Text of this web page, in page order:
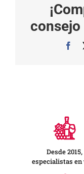
Desde 2015,
especialistas en